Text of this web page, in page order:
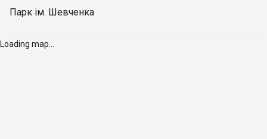
Парк ім. Шевченка
Loading map...